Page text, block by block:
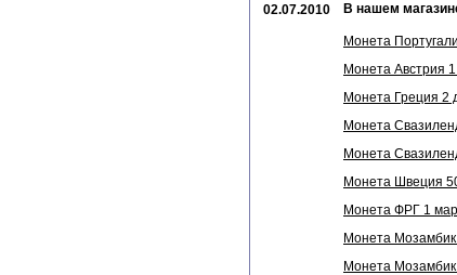
02.07.2010 В нашем
Монета
Монета Австрия
Монета Греция 2
Монета
Монета
Монета Швеция
Монета ФРГ 1
Монета Мозамбик
Монета Мозамбик